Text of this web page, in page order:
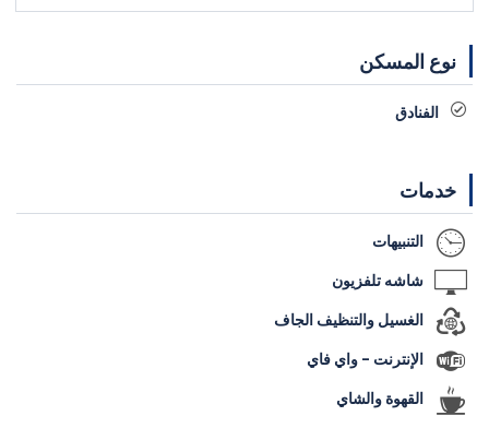
نوع المسكن
الفنادق
خدمات
التنبيهات
شاشه تلفزيون
الغسيل والتنظيف الجاف
الإنترنت - واي فاي
القهوة والشاي